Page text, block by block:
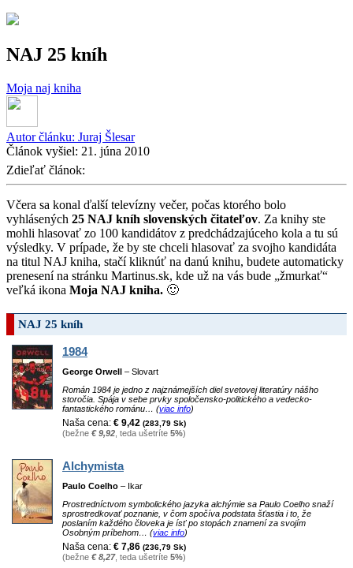
NAJ 25 kníh
Moja naj kniha
Autor článku: Juraj Šlesar
Článok vyšiel: 21. júna 2010
Zdieľať článok:
Včera sa konal ďalší televízny večer, počas ktorého bolo
vyhlásených 25 NAJ kníh slovenských čitateľov. Za knihy ste
mohli hlasovať zo 100 kandidátov z predchádzajúceho kola a tu sú
výsledky. V prípade, že by ste chceli hlasovať za svojho kandidáta
na titul NAJ kniha, stačí kliknúť na danú knihu, budete automaticky
prenesení na stránku Martinus.sk, kde už na vás bude „žmurkať“
veľká ikona Moja NAJ kniha. 🙂
NAJ 25 kníh
1984
George Orwell – Slovart
Román 1984 je jedno z najznámejších diel svetovej literatúry nášho
storočia. Spája v sebe prvky spoločensko-politického a vedecko-
fantastického románu… (viac info)
Naša cena: € 9,42 (283,79 Sk)
(bežne € 9,92 , teda ušetríte 5%)
Alchymista
Paulo Coelho – Ikar
Prostredníctvom symbolického jazyka alchýmie sa Paulo Coelho snaží
sprostredkovať poznanie, v čom spočíva podstata šťastia i to, že
poslaním každého človeka je ísť po stopách znamení za svojím
Osobným príbehom… (viac info)
Naša cena: € 7,86 (236,79 Sk)
(bežne € 8,27, teda ušetríte 5%)